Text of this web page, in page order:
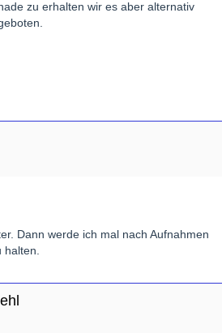
zu erhalten wir es aber alternativ
Dann werde ich mal nach Aufnahmen
halten.